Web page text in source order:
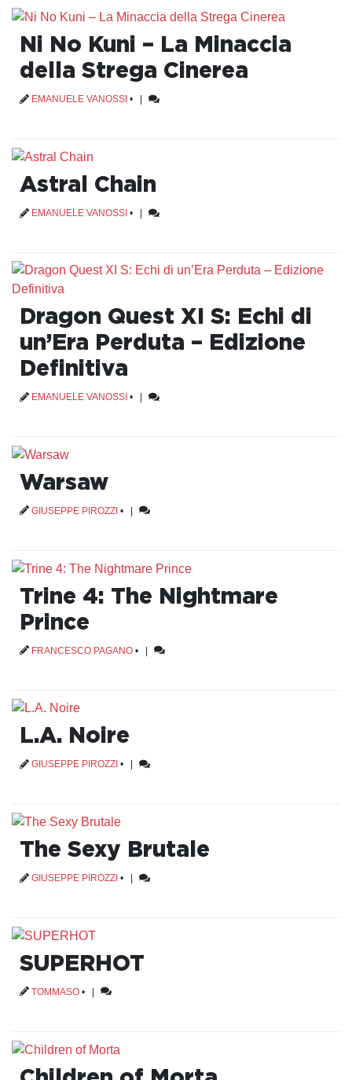
Ni No Kuni – La Minaccia
della Strega Cinerea
EMANUELE VANOSSI •
Astral Chain
EMANUELE VANOSSI •
Dragon Quest XI S: Echi di
un’Era Perduta – Edizione
Definitiva
EMANUELE VANOSSI •
Warsaw
GIUSEPPE PIROZZI • |
Trine 4: The Nightmare
Prince
FRANCESCO PAGANO • |
L.A. Noire
GIUSEPPE PIROZZI •
The Sexy Brutale
GIUSEPPE PIROZZI •
SUPERHOT
TOMMASO •